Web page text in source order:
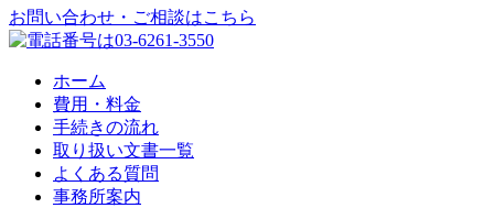
お問い合わせ・ご相談はこちら
ホーム
費用・料金
手続きの流れ
取り扱い文書一覧
よくある質問
事務所案内